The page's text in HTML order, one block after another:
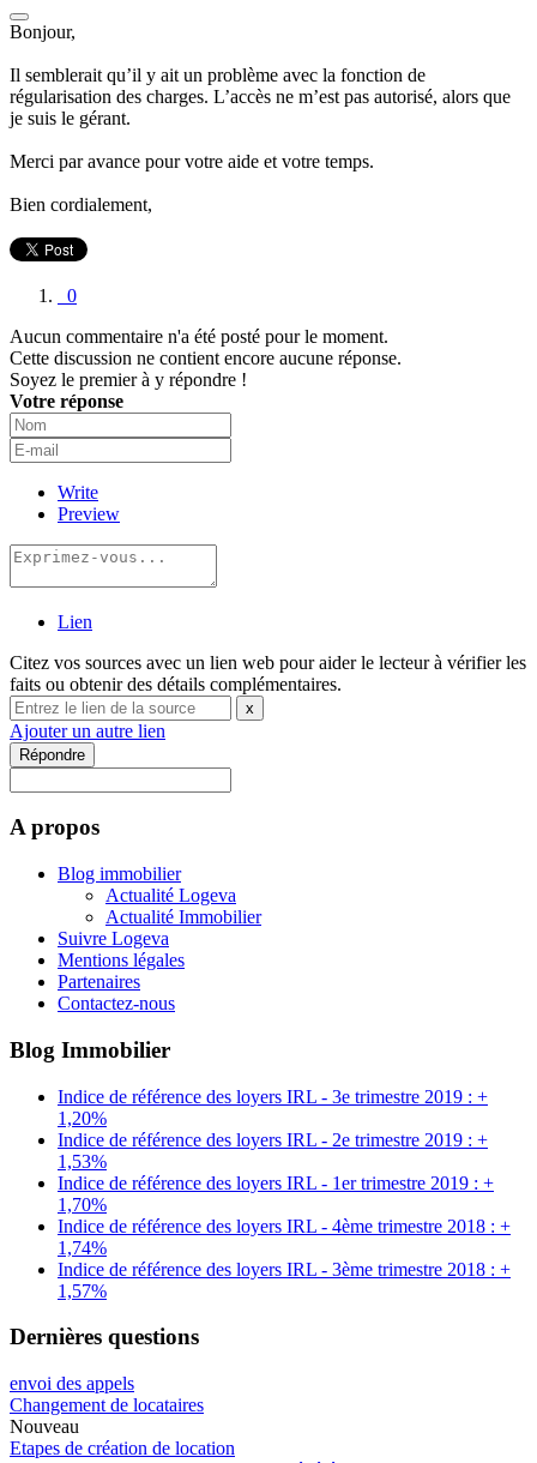
Bonjour,
Il semblerait qu’il y ait un problème avec la fonction de
régularisation des charges. L’accès ne m’est pas autorisé, alors que
je suis le gérant.
Merci par avance pour votre aide et votre temps.
Bien cordialement,
0
Aucun commentaire n'a été posté pour le moment.
Cette discussion ne contient encore aucune réponse.
Soyez le premier à y répondre !
Votre réponse
Write
Preview
Lien
Citez vos sources avec un lien web pour aider le lecteur à vérifier les
faits ou obtenir des détails complémentaires.
x
Ajouter un autre lien
Répondre
A propos
Blog immobilier
Actualité Logeva
Actualité Immobilier
Suivre Logeva
Mentions légales
Partenaires
Contactez-nous
Blog Immobilier
Indice de référence des loyers IRL - 3e trimestre 2019 : +
1,20%
Indice de référence des loyers IRL - 2e trimestre 2019 : +
1,53%
Indice de référence des loyers IRL - 1er trimestre 2019 : +
1,70%
Indice de référence des loyers IRL - 4ème trimestre 2018 : +
1,74%
Indice de référence des loyers IRL - 3ème trimestre 2018 : +
1,57%
Dernières questions
envoi des appels
Changement de locataires
Nouveau
Etapes de création de location